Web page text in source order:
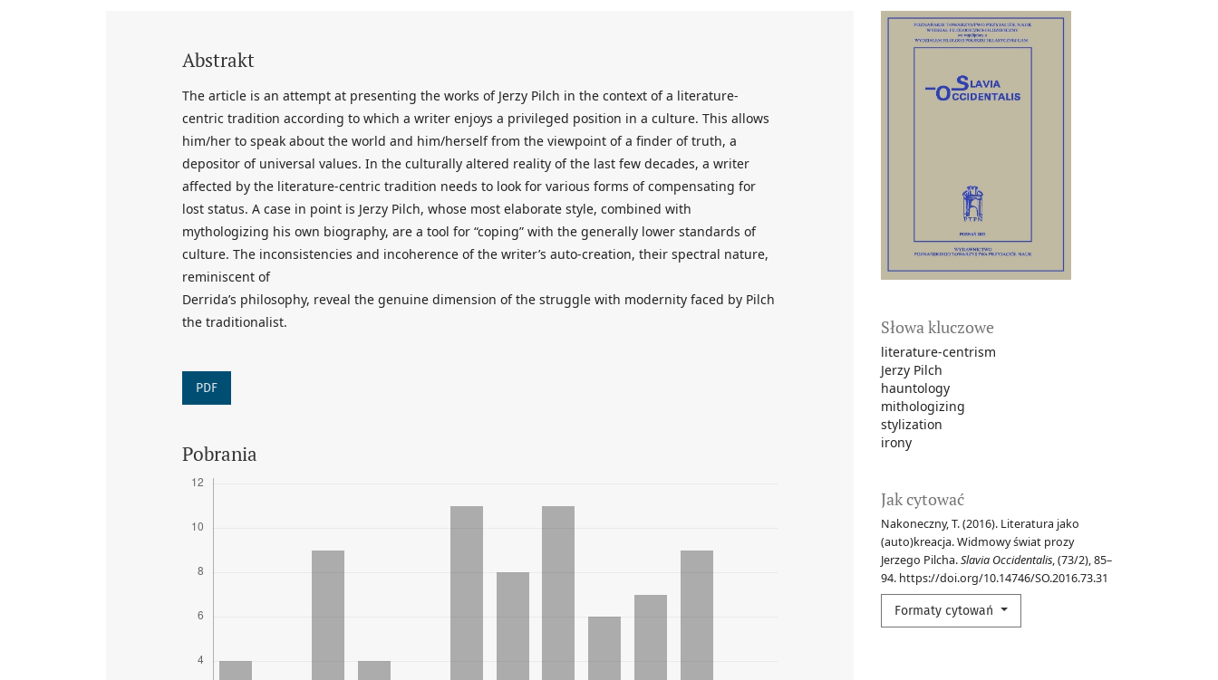
Słowa kluczowe
literature-centrism
Jerzy Pilch
hauntology
mithologizing
stylization
irony
Jak cytować
Nakoneczny, T. (2016). Literatura jako
(auto)kreacja. Widmowy świat prozy
Jerzego Pilcha.Slavia Occidentalis, (73/2), 85–
94. https://doi.org/10.14746/SO.2016.73.31
Formaty cytowań
Abstrakt
The article is an attempt at presenting the works of Jerzy Pilch in the context of a literature-
centric tradition according to which a writer enjoys a privileged position in a culture. This allows
him/her to speak about the world and him/herself from the viewpoint of a finder of truth, a
depositor of universal values. In the culturally altered reality of the last few decades, a writer
affected by the literature-centric tradition needs to look for various forms of compensating for
lost status. A case in point is Jerzy Pilch, whose most elaborate style, combined with
mythologizing his own biography, are a tool for “coping” with the generally lower standards of
culture. The inconsistencies and incoherence of the writer’s auto-creation, their spectral nature,
reminiscent of
Derrida’s philosophy, reveal the genuine dimension of the struggle with modernity faced by Pilch
the traditionalist.
PDF
Pobrania